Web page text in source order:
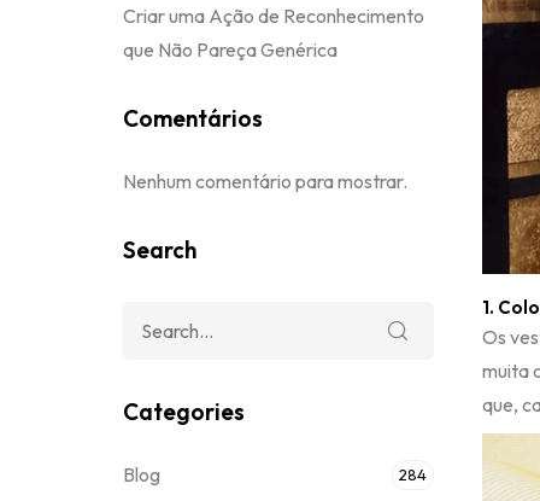
1.
Os
muita
que,
Criar uma Ação de Reconhecimento
que Não Pareça Genérica
Comentários
Nenhum comentário para mostrar.
Search
Categories
Blog 284